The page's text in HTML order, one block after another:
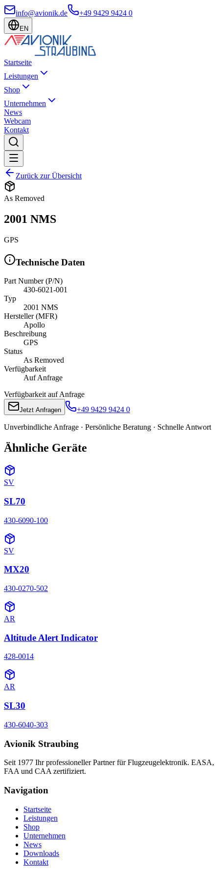
info@avionik.de +49 9429 9424 0
EN
Startseite
Leistungen
Shop
Unternehmen
News
Webcam
Kontakt
Zurück zur Übersicht
As Removed
2001 NMS
GPS
Technische Daten
Part Number (P/N)
430-6021-001
Typ
2001 NMS
Hersteller (MFR)
Apollo
Beschreibung
GPS
Status
As Removed
Verfügbarkeit
Auf Anfrage
Verfügbarkeit auf Anfrage
Jetzt Anfragen +49 9429 9424 0
Unverbindliche Anfrage · Persönliche Beratung · Schnelle Antwort
Ähnliche Geräte
SV
SL70
430-6090-100
SV
MX20
430-0270-502
AR
Altitude Alert Indicator
428-0014
AR
SL30
430-6040-303
Avionik Straubing
Seit 1977 Ihr professioneller Partner für Flugzeugelektronik. EASA,
FAA und CAA zertifiziert.
Navigation
Startseite
Leistungen
Shop
Unternehmen
News
Downloads
Kontakt